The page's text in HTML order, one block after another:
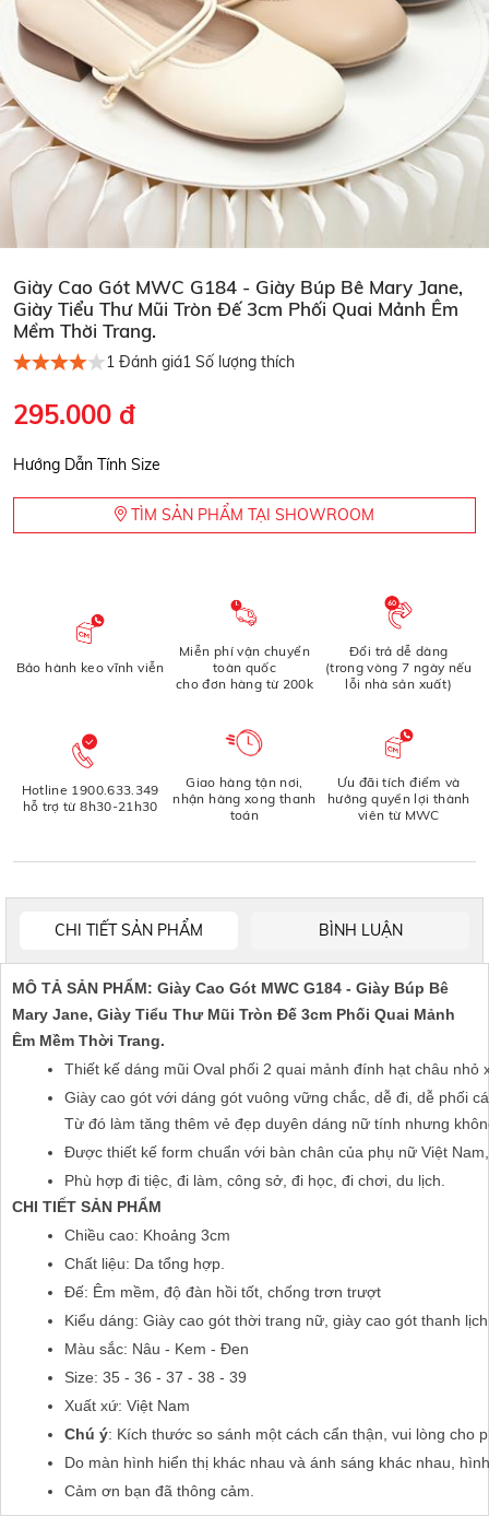
Giày Cao Gót MWC G184 - Giày Búp Bê Mary Jane,
Giày Tiểu Thư Mũi Tròn Đế 3cm Phối Quai Mảnh Êm
Mềm Thời Trang.
1 Đánh giá1 Số lượng thích
295.000 đ
Hướng Dẫn Tính Size
TÌM SẢN PHẨM TẠI SHOWROOM
Bảo hành keo vĩnh viễn
Miễn phí vận chuyển
toàn quốc
cho đơn hàng từ 200k
Đổi trả dễ dàng
(trong vòng 7 ngày nếu
lỗi nhà sản xuất)
Hotline 1900.633.349
hỗ trợ từ 8h30-21h30
Giao hàng tận nơi,
nhận hàng xong thanh
toán
Ưu đãi tích điểm và
hưởng quyền lợi thành
viên từ MWC
CHI TIẾT SẢN PHẨM BÌNH LUẬN
MÔ TẢ SẢN PHẨM: Giày Cao Gót MWC G184 - Giày Búp Bê
Mary Jane, Giày Tiểu Thư Mũi Tròn Đế 3cm Phối Quai Mảnh
Êm Mềm Thời Trang.
Thiết kế dáng mũi Oval phối 2 quai mảnh đính hạt châu
Giày cao gót với dáng gót vuông vững chắc, dễ đi, dễ phối
Từ đó làm tăng thêm vẻ đẹp duyên dáng nữ tính nhưng
Được thiết kế form chuẩn với bàn chân của phụ nữ Việt
Phù hợp đi tiệc, đi làm, công sở, đi học, đi chơi, du lịch.
CHI TIẾT SẢN PHẨM
Chiều cao: Khoảng 3cm
Chất liệu: Da tổng hợp.
Đế: Êm mềm, độ đàn hồi tốt, chống trơn trượt
Kiểu dáng: Giày cao gót thời trang nữ, giày cao gót thanh
Màu sắc: Nâu - Kem - Đen
Size: 35 - 36 - 37 - 38 - 39
Xuất xứ: Việt Nam
Chú ý: Kích thước so sánh một cách cẩn thận, vui lòng cho
Do màn hình hiển thị khác nhau và ánh sáng khác nhau,
Cảm ơn bạn đã thông cảm.